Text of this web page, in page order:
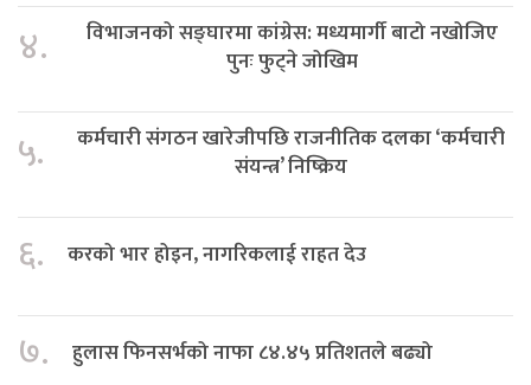
४.
विभाजनको सङ्घारमा कांग्रेस: मध्यमार्गी बाटो नखोजिए
पुनः फुट्ने जोखिम
५.
कर्मचारी संगठन खारेजीपछि राजनीतिक दलका ‘कर्मचारी
संयन्त्र’ निष्क्रिय
६. करको भार होइन, नागरिकलाई राहत देउ
७. हुलास फिनसर्भको नाफा ८४.४५ प्रतिशतले बढ्यो